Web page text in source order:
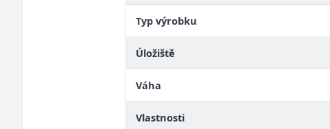
Typ výrobku
Úložiště
Váha
Vlastnosti